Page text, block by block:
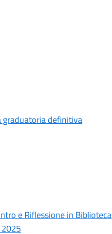
graduatoria definitiva
e Riflessione in Biblioteca